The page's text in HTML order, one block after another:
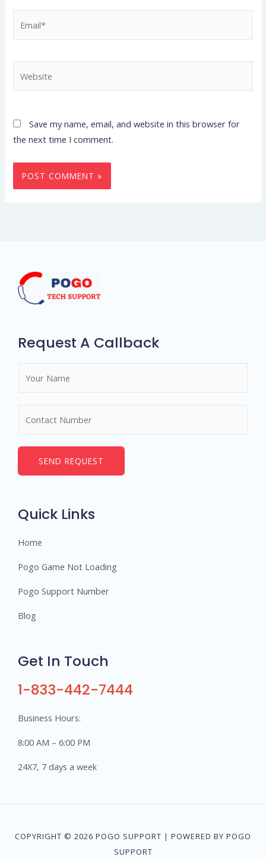
Save my name, email, and website in this browser for
the next time I comment.
Request A Callback
*
e
SEND REQUEST
Quick Links
Home
Pogo Game Not Loading
Pogo Support Number
Blog
Get In Touch
1-833-442-7444
Business Hours:
8:00 AM – 6:00 PM
24X7, 7 days a week
COPYRIGHT © 2026 POGO SUPPORT | POWERED BY POGO
SUPPORT